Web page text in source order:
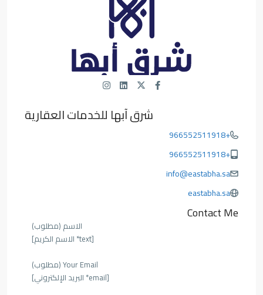
شرق آبها للخدمات العقارية
+966552511918
+966552511918
info@eastabha.sa
eastabha.sa
Contact Me
الاسم (مطلوب)
[text* الاسم الكريم]
Your Email (مطلوب)
[email* البريد الإلكتروني]